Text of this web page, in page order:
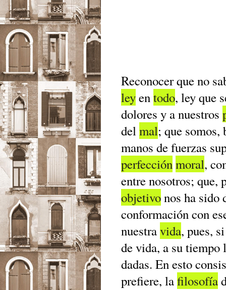
Reconocer que no
leyentodo, ley que
dolores y a nuestros
delmal; que somos,
manos de fuerzas
perfecciónmoral,
entre nosotros; que,
objetivonos ha sido
conformación con
nuestravida, pues,
de vida, a su tiempo
dadas. En esto
prefiere, lafilosofía